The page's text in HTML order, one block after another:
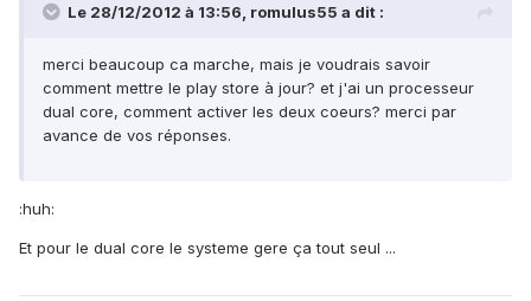
Le 28/12/2012 à 13:56, romulus55 a dit :
merci beaucoup ca marche, mais je voudrais savoir
comment mettre le play store à jour? et j'ai un processeur
dual core, comment activer les deux coeurs? merci par
avance de vos réponses.
:huh:
Et pour le dual core le systeme gere ça tout seul ...